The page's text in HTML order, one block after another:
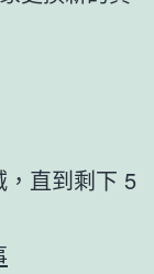
直到剩下 5